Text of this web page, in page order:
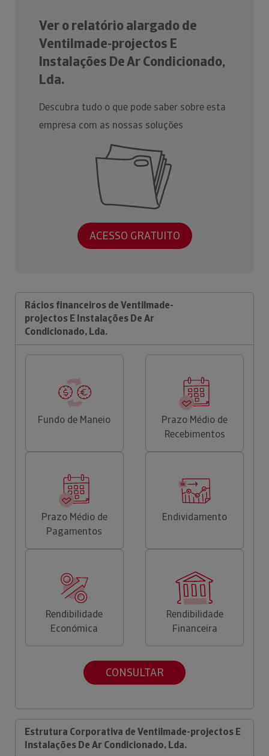
Ver o relatório alargado de
Ventilmade-projectos E
Instalações De Ar Condicionado,
Lda.
Descubra tudo o que pode saber sobre esta
empresa com as nossas soluções
ACESSO GRATUITO
Rácios financeiros de Ventilmade-
projectos E Instalações De Ar
Condicionado, Lda.
Fundo de Maneio
Prazo Médio de
Recebimentos
Prazo Médio de
Pagamentos
Endividamento
Rendibilidade
Económica
Rendibilidade
Financeira
CONSULTAR
Estrutura Corporativa de Ventilmade-projectos E
Instalações De Ar Condicionado, Lda.